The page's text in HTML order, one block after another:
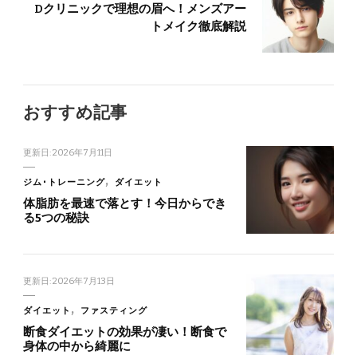
Dクリニックで理想の眉へ！メンズアー
トメイク徹底解説
おすすめ記事
更新日:2026年7月11日
ジム･トレーニング ダイエット
体脂肪を最速で落とす！今日からでき
る5つの秘訣
更新日:2026年7月13日
ダイエット ファスティング
断食ダイエットの効果が凄い！断食で
身体の中から綺麗に